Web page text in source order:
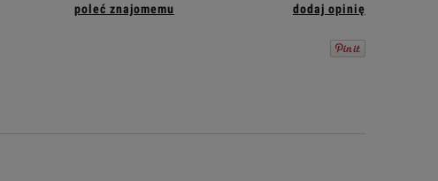
poleć znajomemu dodaj opinię